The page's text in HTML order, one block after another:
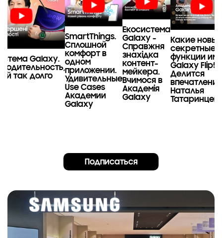
Galaxy.
так долго
SmartThings.
Сплошной
комфорт в
одном
приложении.
Удивительные
Use Cases
Академии
Galaxy
Екосистема
Galaxy -
Справжня
знахідка
контент-
мейкера.
Вчимося в
Академія
Galaxy
Какие новые
секретные
функции
Galaxy Flip5?
Делится
Наталья
Подписаться